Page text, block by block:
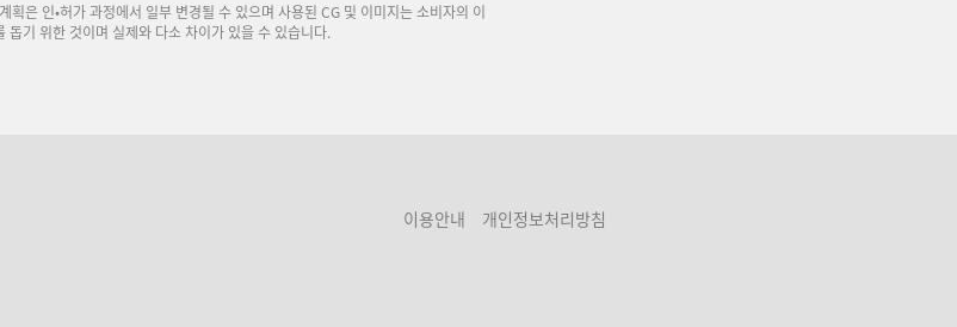
은 인•허가 과정에서 일부 변경될 수 있으며 사용된 CG 및 이미지는 소비자의 이
돕기 위한 것이며 실제와 다소 차이가 있을 수 있습니다.
이용안내 개인정보처리방침